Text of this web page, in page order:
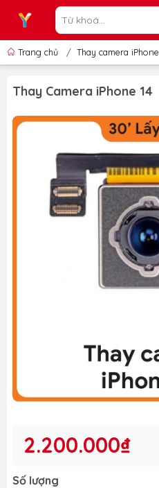
Trang chủ / Thay camera iPhone
Thay Camera iPhone 14
2.200.000₫
Số lượng